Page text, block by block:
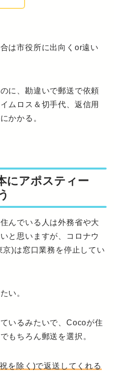
は市役所に出向くor遠い
に、勘違いで郵送で依頼
ムロス＆切手代、返信用
かかる。
にアポスティー
んでいる人は外務省や大
と思いますが、コロナウ
)は窓口業務を停止してい
い。
いるみたいで、Cocoが住
もちろん郵送を選択。
を除く)で返送してくれる